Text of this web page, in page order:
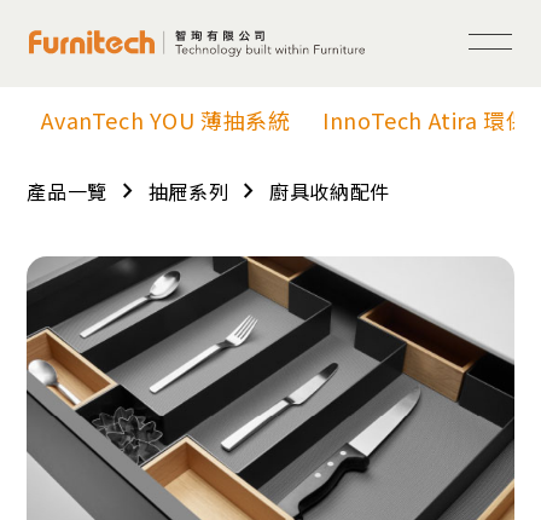
AvanTech YOU 薄抽系統 InnoTech Atira 環保
產品一覽 chevron_right 抽屜系列 chevron_right 廚具收納配件